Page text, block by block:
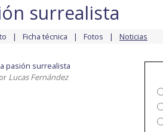
surrealista
Ficha técnica Fotos Noticias
pasión surrealista
Lucas Fernández